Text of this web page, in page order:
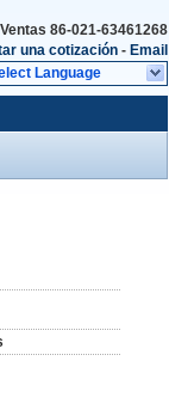
86-021-63461268
una cotización - Email
Language